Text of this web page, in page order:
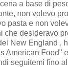
a base di
non volevo
pasta e non
che desideravo
New England ,
American Food"
seguitemi fino